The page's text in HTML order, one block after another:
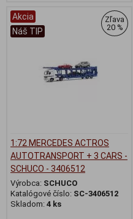
Akcia
Náš TIP
Zľava
20 %
1:72 MERCEDES ACTROS
AUTOTRANSPORT + 3 CARS -
SCHUCO - 3406512
Výrobca: SCHUCO
Katalógové číslo: SC-3406512
Skladom: 4 ks